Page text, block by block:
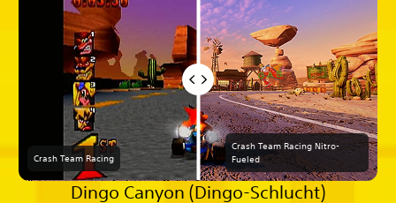
Crash Team Racing
Crash Team Racing Nitro-
Fueled
Dingo Canyon (Dingo-Schlucht)